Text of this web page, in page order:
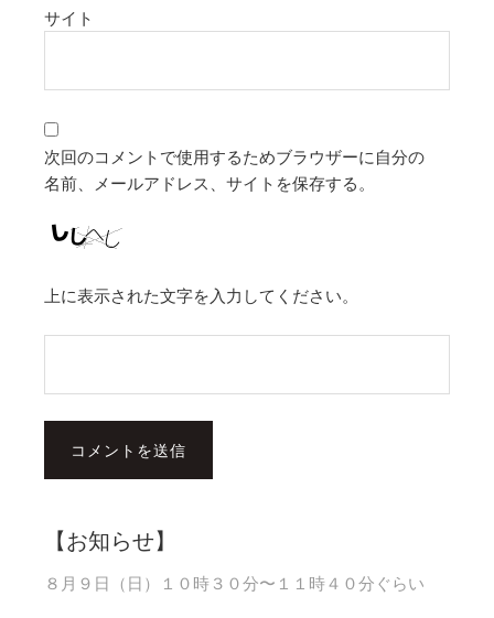
サイト
次回のコメントで使用するためブラウザーに自分の
名前、メールアドレス、サイトを保存する。
上に表示された文字を入力してください。
【お知らせ】
８月９日（日）１０時３０分〜１１時４０分ぐらい